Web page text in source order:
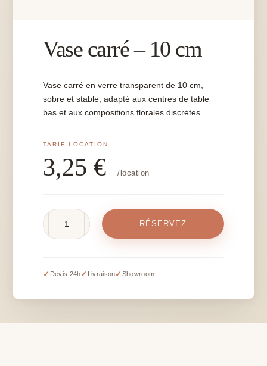
Vase carré – 10 cm
Vase carré en verre transparent de 10 cm,
sobre et stable, adapté aux centres de table
bas et aux compositions florales discrètes.
3,25€ /location
-
cm
RÉSERVEZ
✓ Devis 24h✓ Livraison✓ Showroom